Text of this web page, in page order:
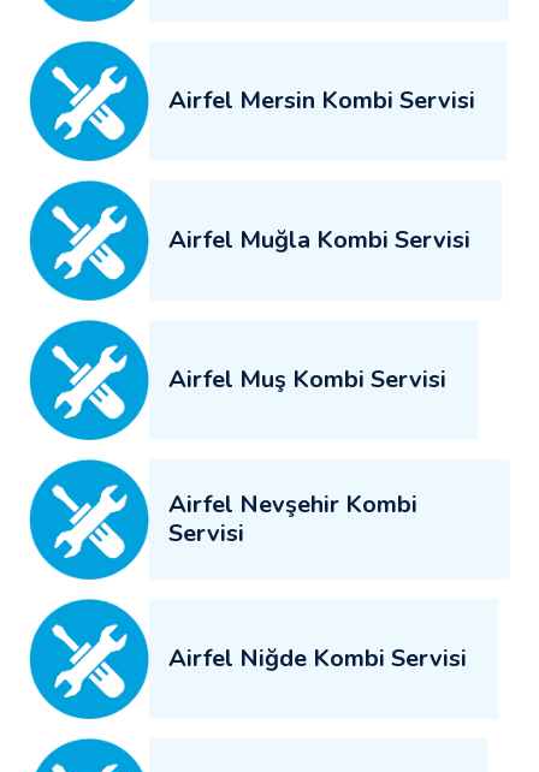
Airfel Mersin Kombi Servisi
Airfel Muğla Kombi Servisi
Airfel Muş Kombi Servisi
Airfel Nevşehir Kombi
Servisi
Airfel Niğde Kombi Servisi